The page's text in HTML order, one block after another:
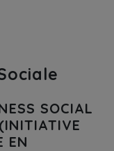
SOCIAL
EN